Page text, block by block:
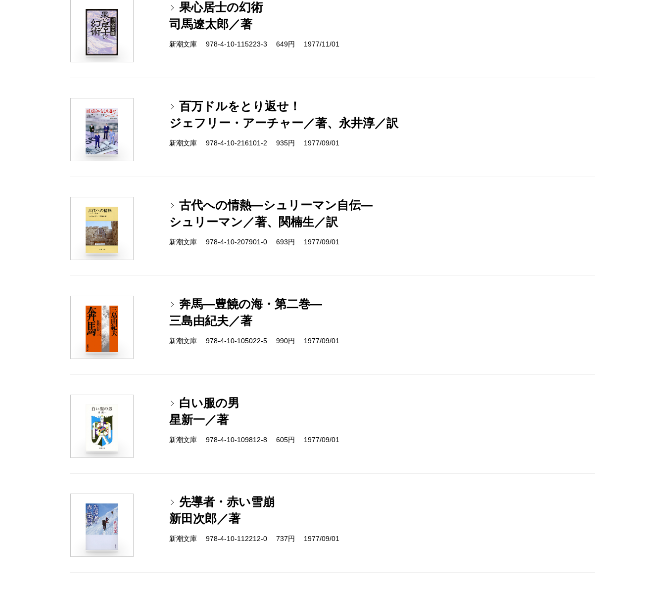
果心居士の幻術
司馬遼太郎／著
新潮文庫 978-4-10-115223-3 649円 1977/11/01
百万ドルをとり返せ！
ジェフリー・アーチャー／著、永井淳／訳
新潮文庫 978-4-10-216101-2 935円 1977/09/01
古代への情熱―シュリーマン自伝―
シュリーマン／著、関楠生／訳
新潮文庫 978-4-10-207901-0 693円 1977/09/01
奔馬―豊饒の海・第二巻―
三島由紀夫／著
新潮文庫 978-4-10-105022-5 990円 1977/09/01
白い服の男
星新一／著
新潮文庫 978-4-10-109812-8 605円 1977/09/01
先導者・赤い雪崩
新田次郎／著
新潮文庫 978-4-10-112212-0 737円 1977/09/01